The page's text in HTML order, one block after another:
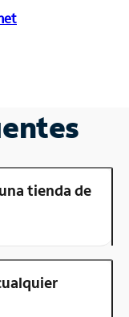
tienda de